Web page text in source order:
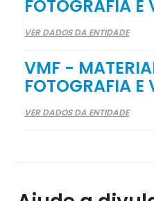
FOTOGRAFIA E
VER DADOS DA ENTIDADE
VMF -
FOTOGRAFIA E
VER DADOS DA ENTIDADE